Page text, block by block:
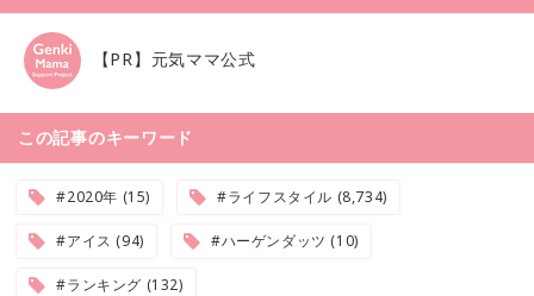
【PR】元気ママ公式
この記事のキーワード
#2020年 (15) #ライフスタイル (8,734)
#アイス (94) #ハーゲンダッツ (10)
#ランキング (132)